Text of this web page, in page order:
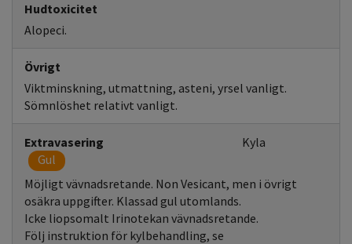
Hudtoxicitet
Alopeci.
Övrigt
Viktminskning, utmattning, asteni, yrsel vanligt.
Sömnlöshet relativt vanligt.
Extravasering
Gul
Kyla
Möjligt vävnadsretande. Non Vesicant, men i övrigt
osäkra uppgifter. Klassad gul utomlands.
Icke liopsomalt Irinotekan vävnadsretande.
Följ instruktion för kylbehandling, se